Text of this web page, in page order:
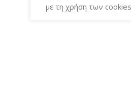
με τη χρήση των